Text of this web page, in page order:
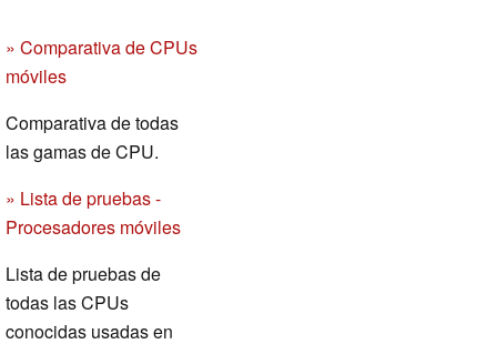
» Comparativa de CPUs
móviles
Comparativa de todas
las gamas de CPU.
» Lista de pruebas -
Procesadores móviles
Lista de pruebas de
todas las CPUs
conocidas usadas en